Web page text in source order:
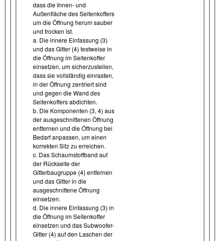
dass die Innen- und
Außenfläche des Seitenkoffers
um die Öffnung herum sauber
und trocken ist.
a. Die innere Einfassung (3)
und das Gitter (4) testweise in
die Öffnung im Seitenkoffer
einsetzen, um sicherzustellen,
dass sie vollständig einrasten,
in der Öffnung zentriert sind
und gegen die Wand des
Seitenkoffers abdichten.
b. Die Komponenten (3, 4) aus
der ausgeschnittenen Öffnung
entfernen und die Öffnung bei
Bedarf anpassen, um einen
korrekten Sitz zu erreichen.
c. Das Schaumstoffband auf
der Rückseite der
Gitterbaugruppe (4) entfernen
und das Gitter in die
ausgeschnittene Öffnung
einsetzen.
d. Die innere Einfassung (3) in
die Öffnung im Seitenkoffer
einsetzen und das Subwoofer-
Gitter (4) auf den Laschen der